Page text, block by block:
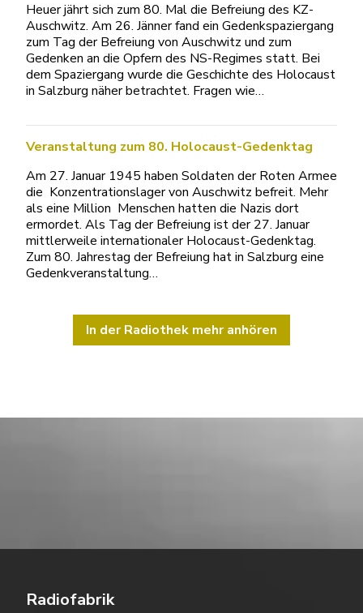
Heuer jährt sich zum 80. Mal die Befreiung des KZ-
Auschwitz. Am 26. Jänner fand ein Gedenkspaziergang
zum Tag der Befreiung von Auschwitz und zum
Gedenken an die Opfern des NS-Regimes statt. Bei
dem Spaziergang wurde die Geschichte des Holocaust
in Salzburg näher betrachtet. Fragen wie…
Veranstaltung zum 80. Holocaust-Gedenktag
Am 27. Januar 1945 haben Soldaten der Roten Armee
die Konzentrationslager von Auschwitz befreit. Mehr
als eine Million Menschen hatten die Nazis dort
ermordet. Als Tag der Befreiung ist der 27. Januar
mittlerweile internationaler Holocaust-Gedenktag.
Zum 80. Jahrestag der Befreiung hat in Salzburg eine
Gedenkveranstaltung…
In der Radiothek mehr anhören
Radiofabrik